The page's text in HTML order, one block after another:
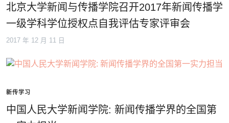
北京大学新闻与传播学院召开2017年新闻传播学
一级学科学位授权点自我评估专家评审会
2017 年 12 月 11 日
新传学习
中国人民大学新闻学院: 新闻传播学界的全国第